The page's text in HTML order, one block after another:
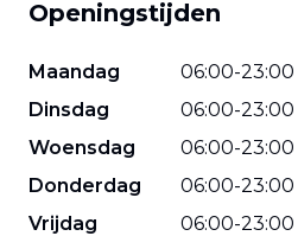
Openingstijden
Maandag 06:00-23:00
Dinsdag
06:00-23:00
Woensdag
06:00-23:00
Donderdag
06:00-23:00
Vrijdag
06:00-23:00